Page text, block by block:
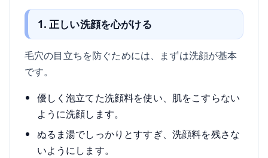
1. 正しい洗顔を心がける
毛穴の目立ちを防ぐためには、まずは洗顔が基本
です。
優しく泡立てた洗顔料を使い、肌をこすらない
ように洗顔します。
ぬるま湯でしっかりとすすぎ、洗顔料を残さな
いようにします。